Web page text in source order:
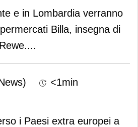
e in Lombardia verranno
Billa, insegna di
...
<1min
i Paesi extra europei a